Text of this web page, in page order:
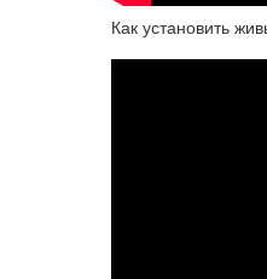
Как установить